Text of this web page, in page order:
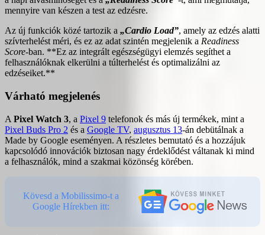
mennyire van készen a test az edzésre.
Az új funkciók közé tartozik a „Cardio Load”, amely az edzés alatti
szívterhelést méri, és ez az adat szintén megjelenik a Readiness
Score-ban. **Ez az integrált egészségügyi elemzés segíthet a
felhasználóknak elkerülni a túlterhelést és optimalizálni az
edzéseiket.**
Várható megjelenés
A Pixel Watch 3, a Pixel 9 telefonok és más új termékek, mint a
Pixel Buds Pro 2 és a Google TV, augusztus 13-án debütálnak a
Made by Google eseményen. A részletes bemutató és a hozzájuk
kapcsolódó innovációk biztosan nagy érdeklődést váltanak ki mind
a felhasználók, mind a szakmai közönség körében.
Kövesd a Mobilissimo-t a
Google Hírekben itt: